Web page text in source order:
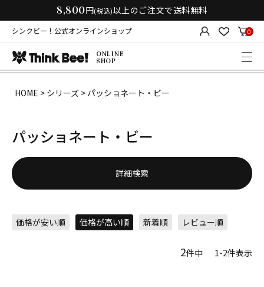
8,800円(税込)以上のご注文で送料無料
シンクビー！公式オンラインショップ 0
ONLINE
SHOP
HOME シリーズ パッショネート・ビー
パッショネート・ビー
詳細検索
価格が安い順 価格が高い順 新着順 レビュー順
2件中 1-2件表示